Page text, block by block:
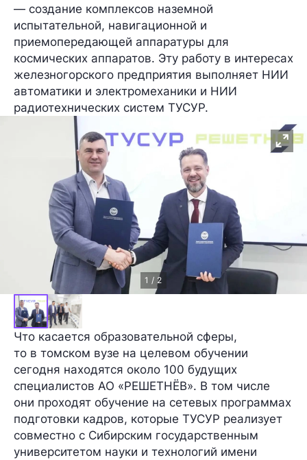
— создание комплексов наземной
испытательной, навигационной и
приемопередающей аппаратуры для
космических аппаратов. Эту работу в интересах
железногорского предприятия выполняет НИИ
автоматики и электромеханики и НИИ
радиотехнических систем ТУСУР.
1 / 2
Что касается образовательной сферы,
то в томском вузе на целевом обучении
сегодня находятся около 100 будущих
специалистов АО «РЕШЕТНЁВ». В том числе
они проходят обучение на сетевых программах
подготовки кадров, которые ТУСУР реализует
совместно с Сибирским государственным
университетом науки и технологий имени